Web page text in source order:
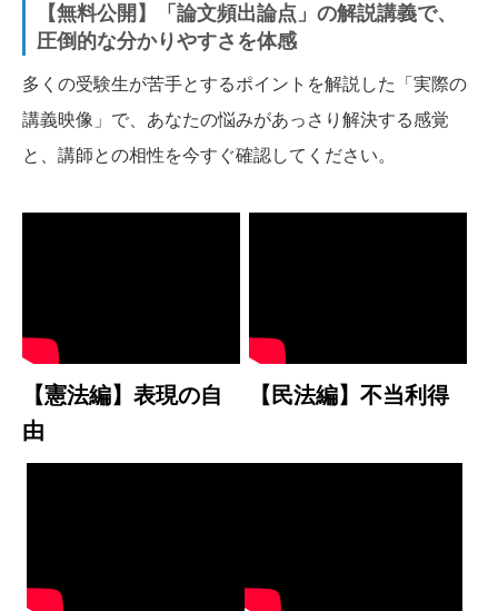
【無料公開】「論文頻出論点」の解説講義で、
圧倒的な分かりやすさを体感
多くの受験生が苦手とするポイントを解説した「実際の
講義映像」で、あなたの悩みがあっさり解決する感覚
と、講師との相性を今すぐ確認してください。
【憲法編】表現の自
由
【民法編】不当利得